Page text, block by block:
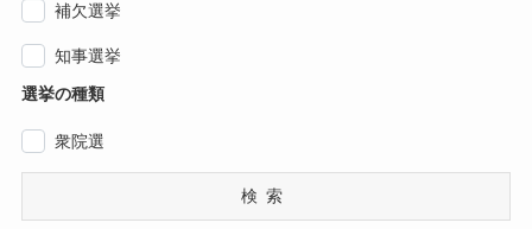
補欠選挙
知事選挙
選挙の種類
衆院選
検索